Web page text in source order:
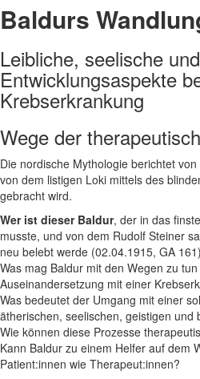
Baldurs
Leibliche, seelische
Entwicklungsaspekte
Krebserkrankung
Wege der
Die nordische Mythologie berichtet
von dem listigen Loki mittels des
gebracht wird.
Wer ist dieser Baldur, der in das
musste, und von dem Rudolf Steiner
neu belebt werde (02.04.1915, GA
Was mag Baldur mit den Wegen zu
Auseinandersetzung mit einer
Was bedeutet der Umgang mit einer
ätherischen, seelischen, geistigen und
Wie können diese Prozesse
Kann Baldur zu einem Helfer auf dem
Patient:innen wie Therapeut:innen?